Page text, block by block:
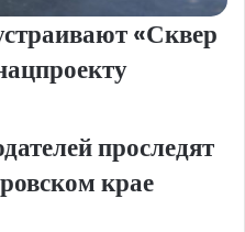
«Сквер
проследят
крае